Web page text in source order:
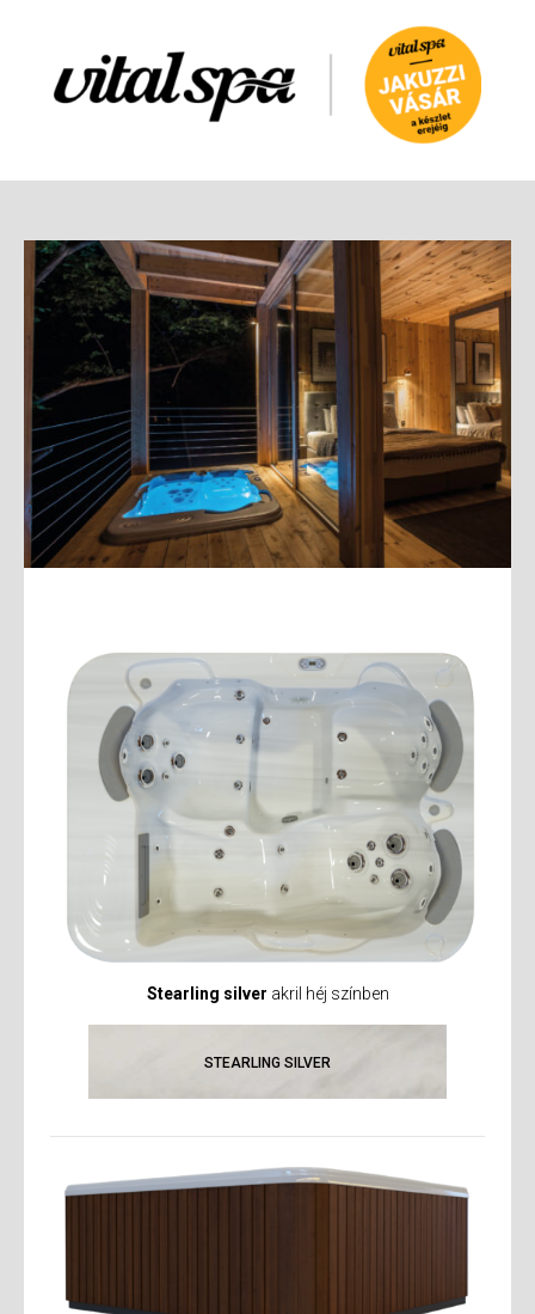
Stearling silver akril héj színben
STEARLING SILVER